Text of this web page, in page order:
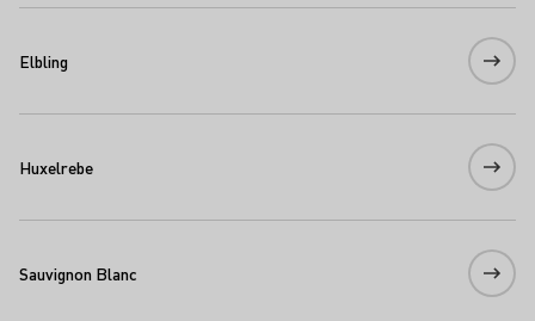
Elbling
Huxelrebe
Sauvignon Blanc